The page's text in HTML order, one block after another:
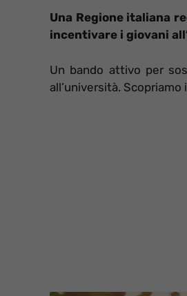
Una Regione italiana
incentivare i giovani
Un bando attivo per
all’università. Scopriamo